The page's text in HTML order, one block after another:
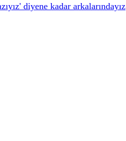
diyene kadar arkalarındayız